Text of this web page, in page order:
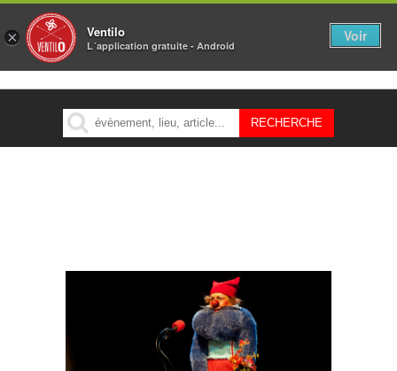
MENU
× Ventilo
L´application gratuite - Android
Voir